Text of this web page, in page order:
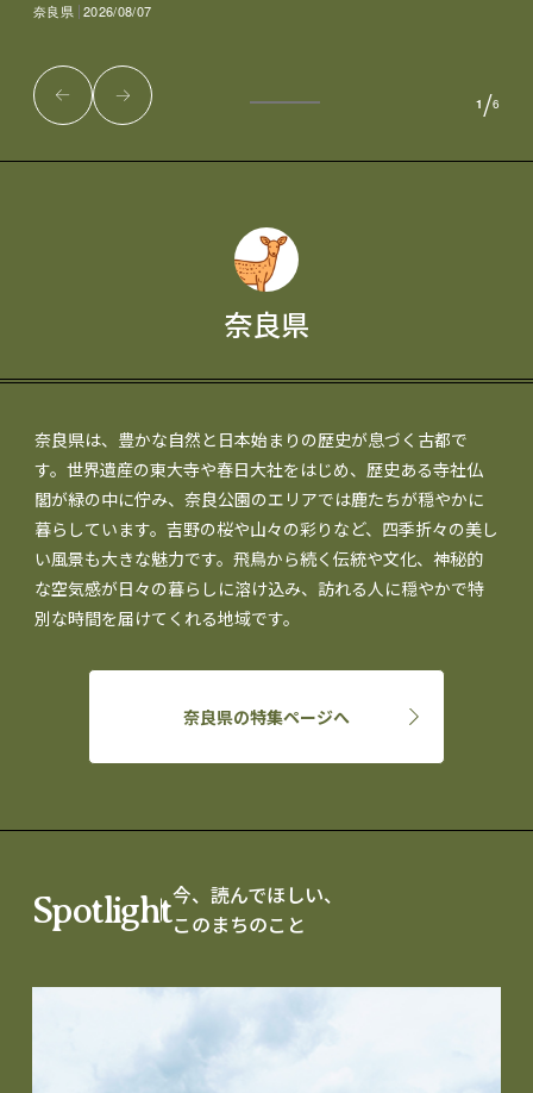
奈良県
奈良県は、豊かな自然と日本始まりの歴史が息づく古都で
す。世界遺産の東大寺や春日大社をはじめ、歴史ある寺社仏
閣が緑の中に佇み、奈良公園のエリアでは鹿たちが穏やかに
暮らしています。吉野の桜や山々の彩りなど、四季折々の美し
い風景も大きな魅力です。飛鳥から続く伝統や文化、神秘的
な空気感が日々の暮らしに溶け込み、訪れる人に穏やかで特
別な時間を届けてくれる地域です。
奈良県の特集ページへ
奈良県 2026/08/07
1 /6
Spotlight今、読んでほしい、
このまちのこと